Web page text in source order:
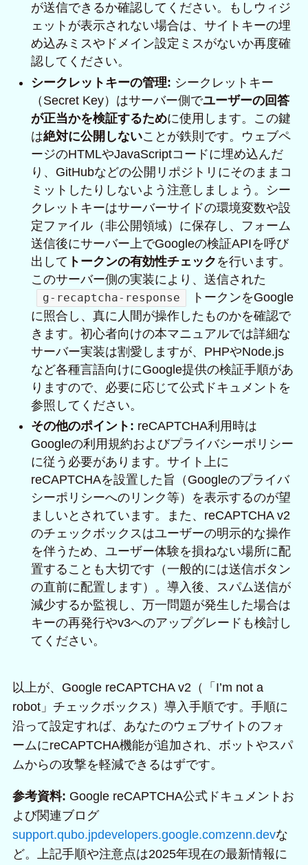
が送信できるか確認してください。もしウィジ
ェットが表示されない場合は、サイトキーの埋
め込みミスやドメイン設定ミスがないか再度確
認してください。
シークレットキーの管理: シークレットキー
（Secret Key）はサーバー側でユーザーの回答
が正当かを検証するために使用します。この鍵
は絶対に公開しないことが鉄則です。ウェブペ
ージのHTMLやJavaScriptコードに埋め込んだ
り、GitHubなどの公開リポジトリにそのままコ
ミットしたりしないよう注意しましょう。シー
クレットキーはサーバーサイドの環境変数や設
定ファイル（非公開領域）に保存し、フォーム
送信後にサーバー上でGoogleの検証APIを呼び
出して トークンの有効性チェック を行います。
このサーバー側の実装により、送信された
g-recaptcha-response
トークンをGoogle
に照合し、真に人間が操作したものかを確認で
きます。初心者向けの本マニュアルでは詳細な
サーバー実装は割愛しますが、PHPやNode.js
など各種言語向けにGoogle提供の検証手順があ
りますので、必要に応じて公式ドキュメントを
参照してください。
その他のポイント: reCAPTCHA利用時は
Googleの利用規約およびプライバシーポリシー
に従う必要があります。サイト上に
reCAPTCHAを設置した旨（Googleのプライバ
シーポリシーへのリンク等）を表示するのが望
ましいとされています。また、reCAPTCHA v2
のチェックボックスはユーザーの明示的な操作
を伴うため、ユーザー体験を損ねない場所に配
置することも大切です（一般的には送信ボタン
の直前に配置します）。導入後、スパム送信が
減少するか監視し、万一問題が発生した場合は
キーの再発行やv3へのアップグレードも検討し
てください。
以上が、Google reCAPTCHA v2（「I’m not a
robot」チェックボックス）導入手順です。手順に
沿って設定すれば、あなたのウェブサイトのフォ
ームにreCAPTCHA機能が追加され、ボットやスパ
ムからの攻撃を軽減できるはずです。
参考資料: Google reCAPTCHA公式ドキュメントお
よび関連ブログ
support.qubo.jpdevelopers.google.comzenn.devな
ど。上記手順や注意点は2025年現在の最新情報に